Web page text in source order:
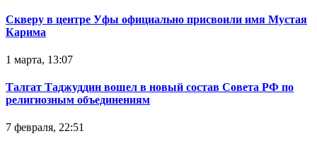
Скверу в центре Уфы официально присвоили имя Мустая
Карима
1 марта, 13:07
Талгат Таджуддин вошел в новый состав Совета РФ по
религиозным объединениям
7 февраля, 22:51